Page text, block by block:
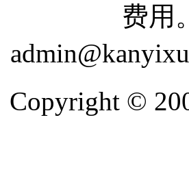
费用
Copyright ©